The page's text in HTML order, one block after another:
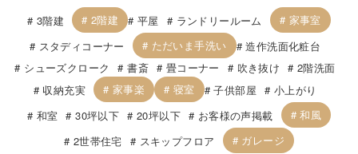
3階建 2階建 平屋 ランドリールーム
家事室
スタディコーナー
ただいま手洗い
造作洗面化粧台
シューズクローク
書斎 畳コーナー 吹き抜け
2階洗面
収納充実
家事楽 寝室 子供部屋
小上がり
和室
30坪以下 20坪以下 お客様の声掲載
和風
2世帯住宅
スキップフロア
ガレージ